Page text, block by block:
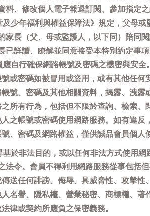
料、修改個人電子報退訂閱、參加指定
及少年福利與權益保障法》規定，父母
家長（父、母或監護人，以下同）陪同
已詳讀、瞭解並同意接受本特別約定事項
應自行確保網路帳號及密碼之機密與安
或密碼如被冒用或盜用，或有其他任何
帳號、密碼及其他相關資料，揭露、洩
之所有行為，包括但不限於查詢、檢索
之帳號或密碼使用網路服務。如有違反
、密碼及網路權益，僅供誠品會員個人
基於非法目的，或以任何非法方式使用
法令。會員不得利用網路服務從事包括
送任何誹謗、侮辱、具威脅性、攻擊性
名譽、隱私權、營業秘密、商標權、著
律或契約所應負之保密義務。